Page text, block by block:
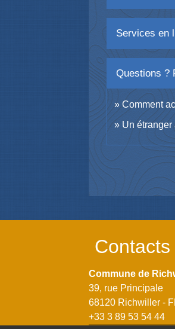
Services en
Questions ?
Comment
Un
Contacts
Commune de
39, rue Principale
68120 Richwiller -
+33 3 89 53 54 44